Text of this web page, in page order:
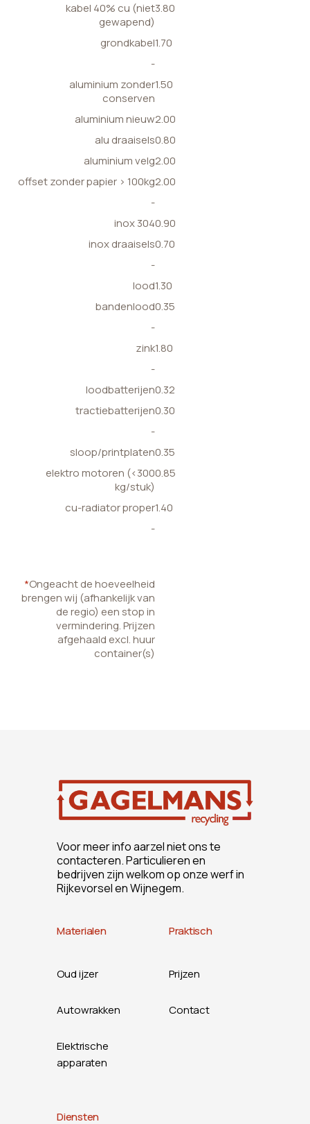
kabel 40% cu (niet
gewapend)
3.80
grondkabel1.70
-
aluminium zonder
conserven
1.50
aluminium nieuw2.00
alu draaisels0.80
aluminium velg2.00
offset zonder papier > 100kg2.00
-
inox 3040.90
inox draaisels0.70
-
lood1.30
bandenlood0.35
-
zink1.80
-
loodbatterijen0.32
tractiebatterijen0.30
-
sloop/printplaten0.35
elektro motoren (<300
kg/stuk)
0.85
cu-radiator proper1.40
-
*Ongeacht de hoeveelheid
brengen wij (afhankelijk van
de regio) een stop in
vermindering. Prijzen
afgehaald excl. huur
container(s)
Voor meer info aarzel niet ons te
contacteren. Particulieren en
bedrijven zijn welkom op onze werf in
Rijkevorsel en Wijnegem.
Materialen
Oud ijzer
Autowrakken
Elektrische
apparaten
Praktisch
Prijzen
Contact
Diensten